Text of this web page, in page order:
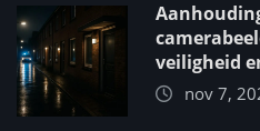
veiligheid
nov 7,